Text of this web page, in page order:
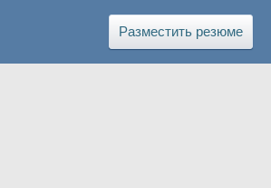
Разместить резюме